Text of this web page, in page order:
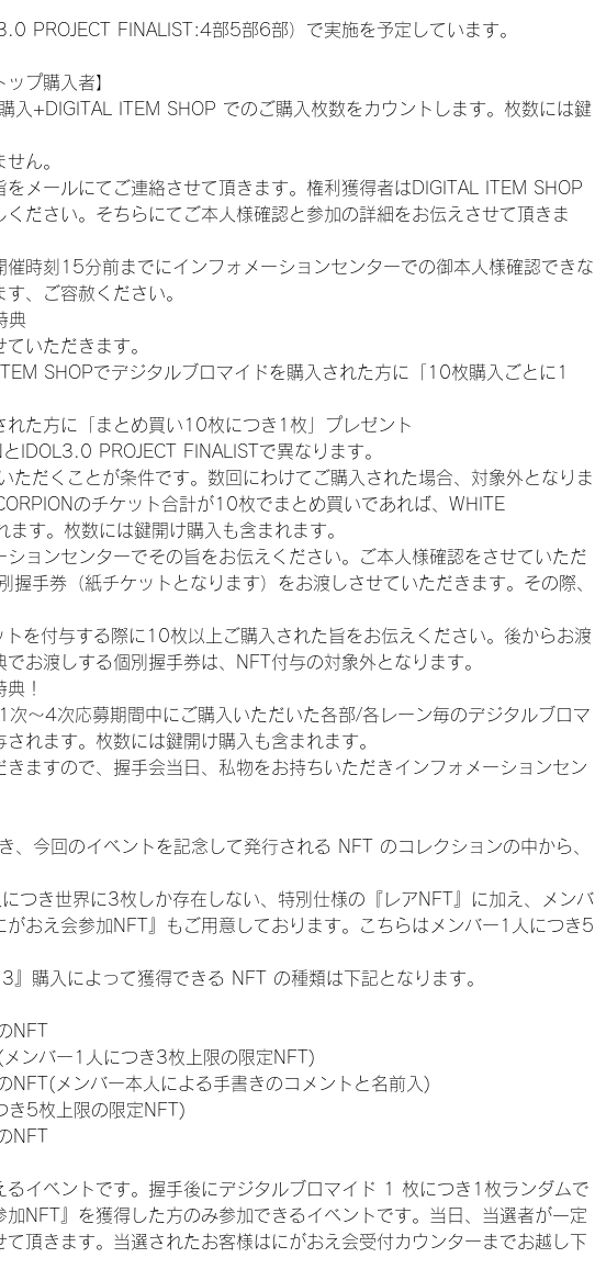
PROJECT FINALIST:4部5部6部）で実施を予定しています。
プ購入者】
入+DIGITAL ITEM SHOP でのご購入枚数をカウントします。枚数には鍵
ん。
メールにてご連絡させて頂きます。権利獲得者はDIGITAL ITEM SHOP
ださい。そちらにてご本人様確認と参加の詳細をお伝えさせて頂きま
時刻15分前までにインフォメーションセンターでの御本人様確認できな
、ご容赦ください。
典
いただきます。
SHOPでデジタルブロマイドを購入された方に「10枚購入ごとに1
た方に「まとめ買い10枚につき1枚」プレゼント
IDOL3.0 PROJECT FINALISTで異なります。
ただくことが条件です。数回にわけてご購入された場合、対象外となりま
のチケット合計が10枚でまとめ買いであれば、WHITE
す。枚数には鍵開け購入も含まれます。
ョンセンターでその旨をお伝えください。ご本人様確認をさせていただ
手券（紙チケットとなります）をお渡しさせていただきます。その際、
を付与する際に10枚以上ご購入された旨をお伝えください。後からお渡
お渡しする個別握手券は、NFT付与の対象外となります。
！
〜4次応募期間中にご購入いただいた各部/各レーン毎のデジタルブロマ
れます。枚数には鍵開け購入も含まれます。
ますので、握手会当日、私物をお持ちいただきインフォメーションセン
今回のイベントを記念して発行される NFT のコレクションの中から、
つき世界に3枚しか存在しない、特別仕様の『レアNFT』に加え、メンバ
おえ会参加NFT』もご用意しております。こちらはメンバー1人につき5
購入によって獲得できる NFT の種類は下記となります。
NFT
ンバー1人につき3枚上限の限定NFT)
メンバー本人による手書きのコメントと名前入)
き5枚上限の限定NFT)
NFT
るイベントです。握手後にデジタルブロマイド 1 枚につき1枚ランダムで
NFT』を獲得した方のみ参加できるイベントです。当日、当選者が一定
頂きます。当選されたお客様はにがおえ会受付カウンターまでお越し下